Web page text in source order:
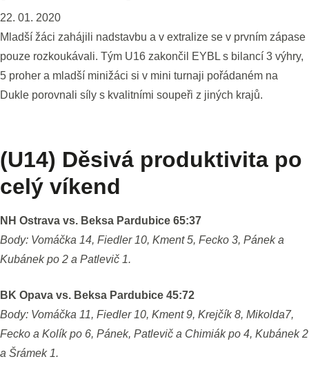
22. 01. 2020
Mladší žáci zahájili nadstavbu a v extralize se v prvním zápase
pouze rozkoukávali. Tým U16 zakončil EYBL s bilancí 3 výhry,
5 proher a mladší minižáci si v mini turnaji pořádaném na
Dukle porovnali síly s kvalitními soupeři z jiných krajů.
(U14) Děsivá produktivita po
celý víkend
NH Ostrava vs. Beksa Pardubice 65:37
Body: Vomáčka 14, Fiedler 10, Kment 5, Fecko 3, Pánek a
Kubánek po 2 a Patlevič 1.
BK Opava vs. Beksa Pardubice 45:72
Body: Vomáčka 11, Fiedler 10, Kment 9, Krejčík 8, Mikolda7,
Fecko a Kolík po 6, Pánek, Patlevič a Chimiák po 4, Kubánek 2
a Šrámek 1.